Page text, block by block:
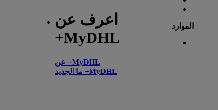
اعرف عن
+MyDHL
عن +MyDHL
ما الجديد +MyDHL
الموارد